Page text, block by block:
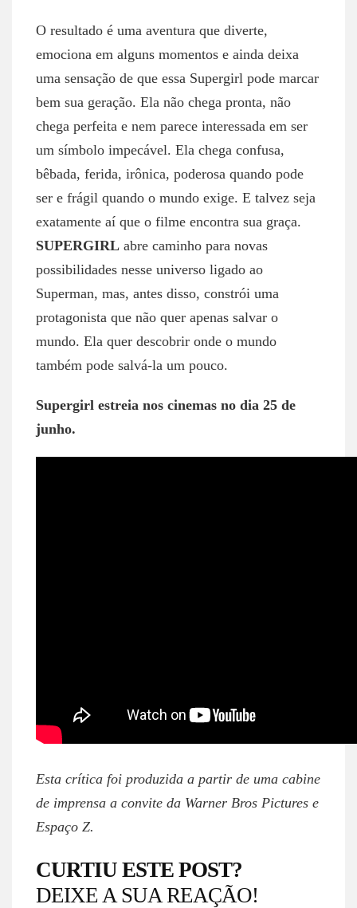
O resultado é uma aventura que diverte,
emociona em alguns momentos e ainda deixa
uma sensação de que essa Supergirl pode marcar
bem sua geração. Ela não chega pronta, não
chega perfeita e nem parece interessada em ser
um símbolo impecável. Ela chega confusa,
bêbada, ferida, irônica, poderosa quando pode
ser e frágil quando o mundo exige. E talvez seja
exatamente aí que o filme encontra sua graça.
SUPERGIRL abre caminho para novas
possibilidades nesse universo ligado ao
Superman, mas, antes disso, constrói uma
protagonista que não quer apenas salvar o
mundo. Ela quer descobrir onde o mundo
também pode salvá-la um pouco.
Supergirl estreia nos cinemas no dia 25 de
junho.
Esta crítica foi produzida a partir de uma cabine
de imprensa a convite da Warner Bros Pictures e
Espaço Z.
CURTIU ESTE POST?
DEIXE A SUA REAÇÃO!